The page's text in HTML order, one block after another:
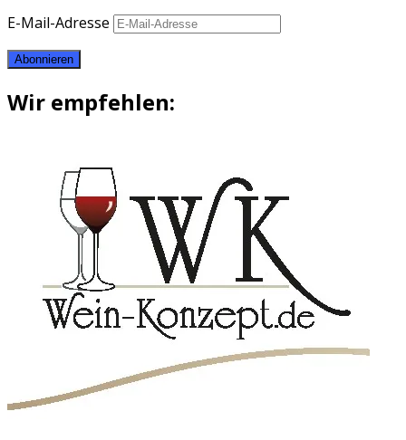
E-Mail-Adresse
Abonnieren
Wir empfehlen: